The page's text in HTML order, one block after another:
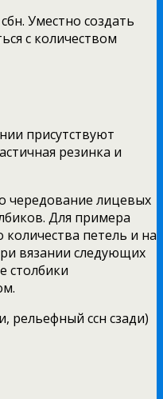
Уместно создать
с количеством
присутствуют
резинка и
чередование лицевых
Для примера
количества петель и на
вязании следующих
столбики
рельефный ссн сзади)